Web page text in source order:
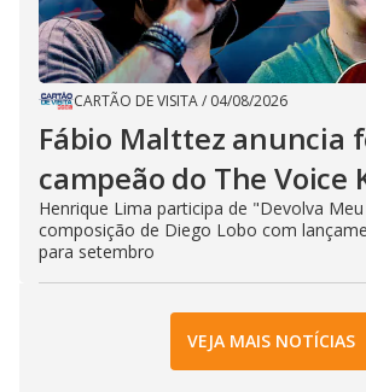
CARTÃO DE VISITA/ 04/08/2026
Fábio Malttez anuncia
campeão do The Voice
Henrique Lima participa de "Devolva
composição de Diego Lobo com
para setembro
VEJA MAIS NOTÍCIAS